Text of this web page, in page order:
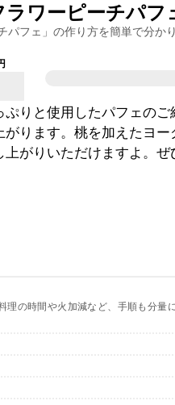
ワーピーチパフ
パフェ 」の作り方を簡単で分か
りと使用したパフェの
ります。桃を加えたヨ
がりいただけますよ。ぜ
理の時間や火加減など、手順も分量